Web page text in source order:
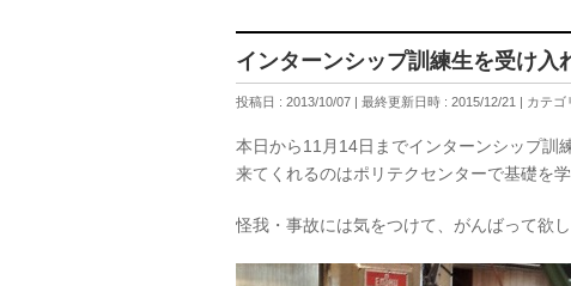
インターンシップ訓練生を受け入
投稿日 : 2013/10/07 最終更新日時 : 2015/12/21 カテゴ
本日から11月14日までインターンシップ訓
来てくれるのはポリテクセンターで基礎を
怪我・事故には気をつけて、がんばって欲し